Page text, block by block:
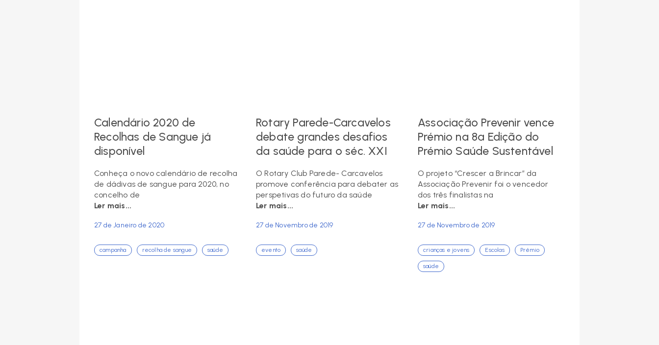
Calendário 2020 de
Recolhas de Sangue já
disponível
Conheça o novo calendário de recolha
de dádivas de sangue para 2020, no
concelho de
Ler mais...
27 de Janeiro de 2020
campanha recolha de sangue saúde
Rotary Parede-Carcavelos
debate grandes desafios
da saúde para o séc. XXI
O Rotary Club Parede- Carcavelos
promove conferência para debater as
perspetivas do futuro da saúde
Ler mais...
27 de Novembro de 2019
evento saúde
Associação Prevenir vence
Prémio na 8ª Edição do
Prémio Saúde Sustentável
O projeto “Crescer a Brincar” da
Associação Prevenir foi o vencedor
dos três finalistas na
Ler mais...
27 de Novembro de 2019
crianças e jovens Escolas Prémio
saúde